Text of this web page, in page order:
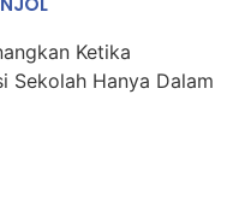
Ketika
Sekolah Hanya Dalam